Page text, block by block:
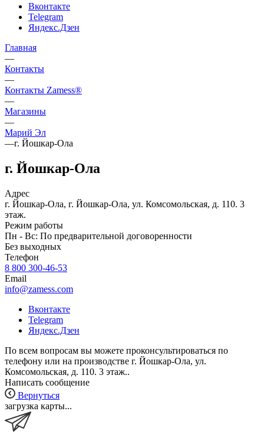
Вконтакте
Telegram
Яндекс.Дзен
Главная
—
Контакты
—
Контакты Zamess®
—
Магазины
—
Марий Эл
—г. Йошкар-Ола
г. Йошкар-Ола
Адрес
г. Йошкар-Ола, г. Йошкар-Ола, ул. Комсомольская, д. 110. 3
этаж.
Режим работы
Пн - Вс: По предварительной договоренности
Без выходных
Телефон
8 800 300-46-53
Email
info@zamess.com
Вконтакте
Telegram
Яндекс.Дзен
По всем вопросам вы можете проконсультироваться по
телефону или на производстве г. Йошкар-Ола, ул.
Комсомольская, д. 110. 3 этаж..
Написать сообщение
Вернуться
загрузка карты...